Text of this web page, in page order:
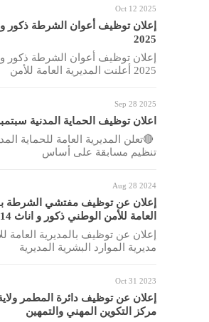
Oct 12 2025
إعلان توظيف أعوان الشرطة ذكور
2025
إعلان توظيف أعوان الشرطة ذكور
2025 أعلنت المديرية العامة للأمن
Sep 28 2025
اعلان توظيف الحماية المدنية سبتمبر
🔴تعلن المديرية العامة للحماية
تنظيم مسابقة على أساس
Aug 28 2024
إعلان عن توظيف مفتشي الشرطة
العامة للأمن الوطني ذكور و اناث 2014
إعلان عن توظيف بالمديرية العامة
مديرية الموارد البشرية المديرية
Oct 31 2023
إعلان عن توظيف دائرة المطمر
مركز التكوين المهني والتمهين